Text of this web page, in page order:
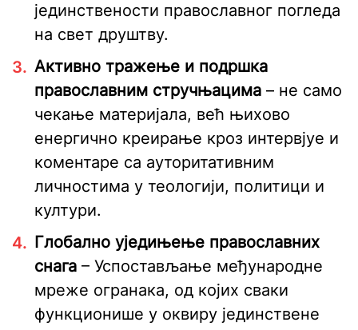
јединствености православног погледа
на свет друштву.
Активно тражење и подршка
православним стручњацима – не само
чекање материјала, већ њихово
енергично креирање кроз интервјуе и
коментаре са ауторитативним
личностима у теологији, политици и
култури.
Глобално уједињење православних
снага – Успостављање међународне
мреже огранака, од којих сваки
функционише у оквиру јединствене